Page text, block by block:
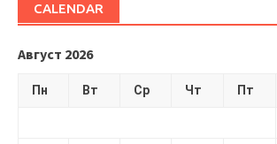
CALENDAR
Август 2026
Пн Вт Ср Чт Пт